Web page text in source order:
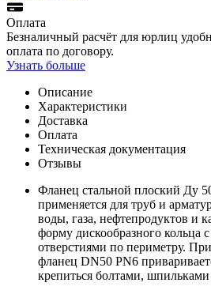
Оплата
Безналичный расчёт для юрлиц
оплата по договору.
Узнать больше
Описание
Характеристики
Доставка
Оплата
Техническая документация
Отзывы
Фланец стальной плоский Ду
применяется для труб и
воды, газа, нефтепродуктов и
форму дискообразного кольца
отверстиями по периметру.
фланец DN50 PN6
крепиться болтами,